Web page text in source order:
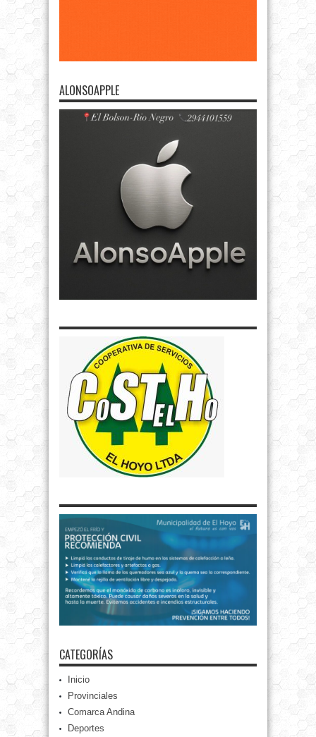
ALONSOAPPLE
CATEGORÍAS
Inicio
Provinciales
Comarca Andina
Deportes